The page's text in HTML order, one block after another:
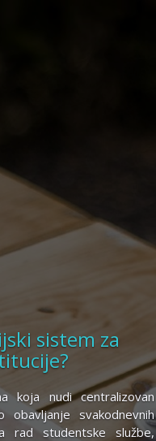
sistem za
koja nudi centralizovan
obavljanje svakodnevnih
rad studentske službe,